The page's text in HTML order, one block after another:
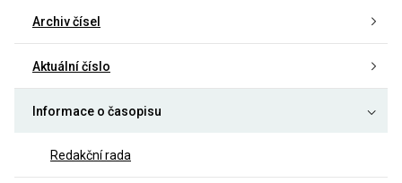
Archiv čísel
Aktuální číslo
Informace o časopisu
Redakční rada